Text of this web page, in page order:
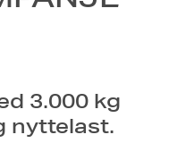
3.000 kg
nyttelast.